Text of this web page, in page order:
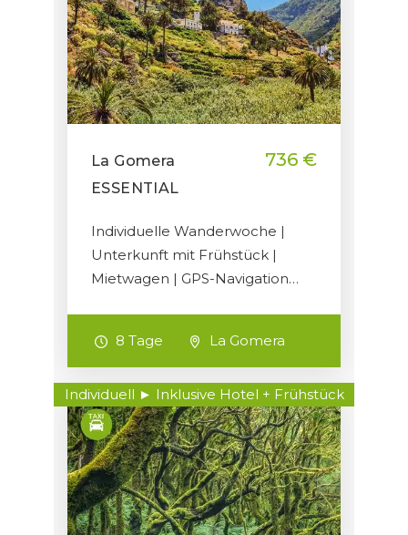
La Gomera
ESSENTIAL
736 €
Individuelle Wanderwoche |
Unterkunft mit Frühstück |
Mietwagen | GPS-Navigation…
8 Tage La Gomera
Individuell ► Inklusive Hotel + Frühstück